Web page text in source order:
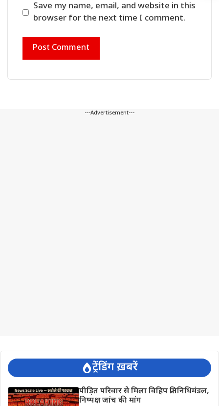
Save my name, email, and website in this
browser for the next time I comment.
---Advertisement---
ट्रेंडिंग ख़बरें
पीड़ित परिवार से मिला विहिप प्रतिनिधिमंडल,
निष्पक्ष जांच की मांग